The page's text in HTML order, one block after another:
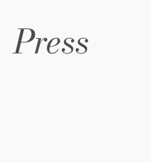
Press